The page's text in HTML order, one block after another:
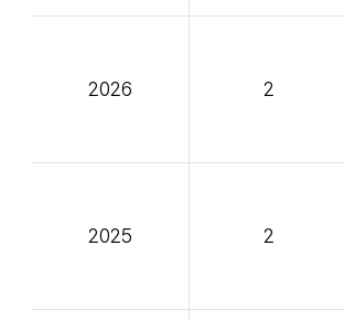
2026 2
2025 2